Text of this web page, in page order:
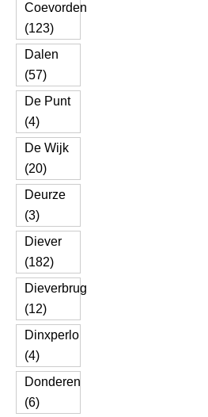
Coevorden
(123)
Dalen
(57)
De Punt
(4)
De Wijk
(20)
Deurze
(3)
Diever
(182)
Dieverbrug
(12)
Dinxperlo
(4)
Donderen
(6)